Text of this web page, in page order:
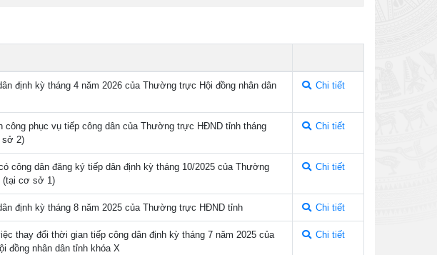
định kỳ tháng 4 năm 2026 của Thường trực Hội đồng nhân dân
Chi tiết
công phục vụ tiếp công dân của Thường trực HĐND tỉnh tháng
sở 2)
Chi tiết
công dân đăng ký tiếp dân định kỳ tháng 10/2025 của Thường
(tại cơ sở 1)
Chi tiết
định kỳ tháng 8 năm 2025 của Thường trực HĐND tỉnh Chi tiết
thay đổi thời gian tiếp công dân định kỳ tháng 7 năm 2025 của
đồng nhân dân tỉnh khóa X
Chi tiết